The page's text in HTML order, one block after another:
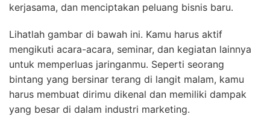
kerjasama, dan menciptakan peluang bisnis baru.
Lihatlah gambar di bawah ini. Kamu harus aktif
mengikuti acara-acara, seminar, dan kegiatan lainnya
untuk memperluas jaringanmu. Seperti seorang
bintang yang bersinar terang di langit malam, kamu
harus membuat dirimu dikenal dan memiliki dampak
yang besar di dalam industri marketing.